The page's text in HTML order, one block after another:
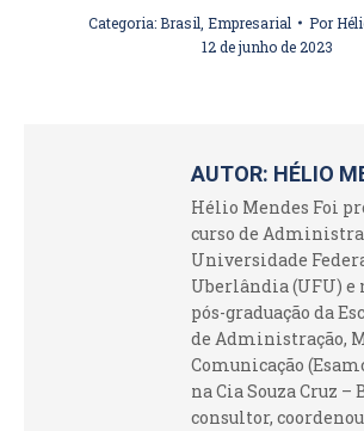
Categoria:Brasil Empresarial Por
12 de junho de 2023
AUTOR: HÉLIO
Hélio Mendes Foi
curso de
Universidade
Uberlândia (UFU) e
pós-graduação da
de Administração,
Comunicação
na Cia Souza Cruz –
consultor,